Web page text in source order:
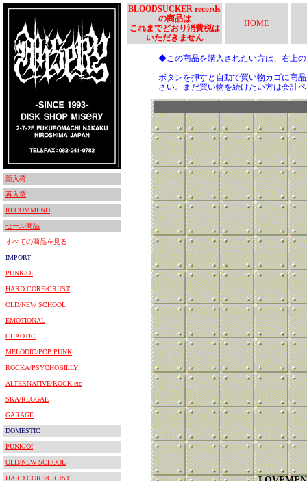
新入荷
再入荷
RECOMMEND
セール商品
すべての商品を見る
IMPORT
PUNK/OI
HARD CORE/CRUST
OLD/NEW SCHOOL
EMOTIONAL
CHAOTIC
MELODIC/POP PUNK
ROCKA/PSYCHOBILLY
ALTERNATIVE/ROCK etc
SKA/REGGAE
GARAGE
DOMESTIC
PUNK/OI
OLD/NEW SCHOOL
HARD CORE/CRUST
BLOODSUCKER records
の商品は
これまでどおり消費税は
いただきません
HOME
◆この商品を購入されたい方は、右上
ボタンを押すと自動で買い物カゴに商
さい。まだ買い物を続けたい方は会計